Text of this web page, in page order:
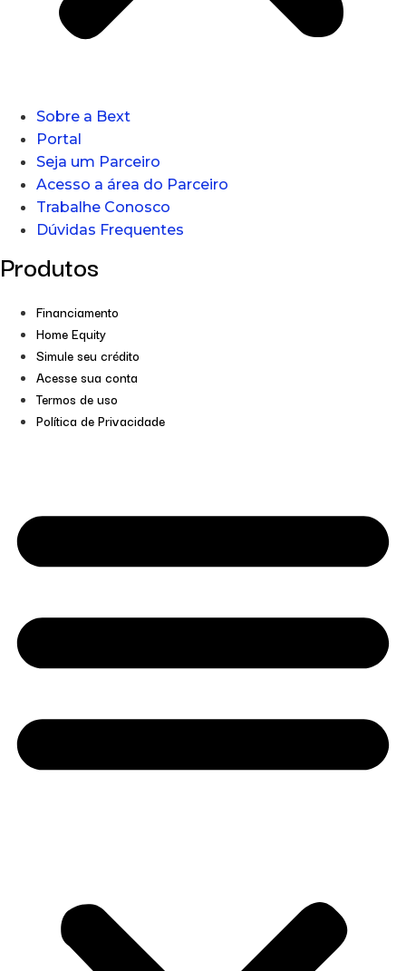
Sobre a Bext
Portal
Seja um Parceiro
Acesso a área do Parceiro
Trabalhe Conosco
Dúvidas Frequentes
Produtos
Financiamento
Home Equity
Simule seu crédito
Acesse sua conta
Termos de uso
Política de Privacidade